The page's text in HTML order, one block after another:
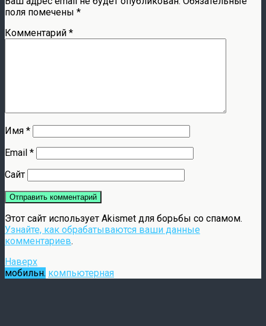
поля помечены *
Комментарий *
Имя *
Email *
Сайт
Этот сайт использует Akismet для борьбы со спамом.
Узнайте, как обрабатываются ваши данные
комментариев.
Наверх
мобильн. компьютерная